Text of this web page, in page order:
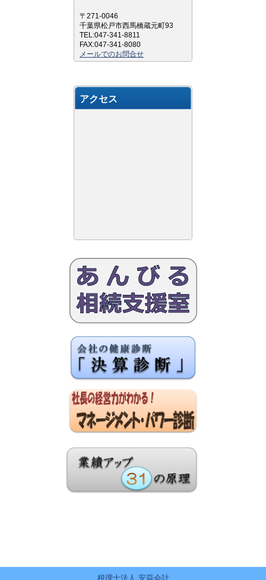
〒271-0046
千葉県松戸市西馬橋蔵元町93
TEL:047-341-8811
FAX:047-341-8080
メールでのお問合せ
アクセス
税理士法人 安蒜会計